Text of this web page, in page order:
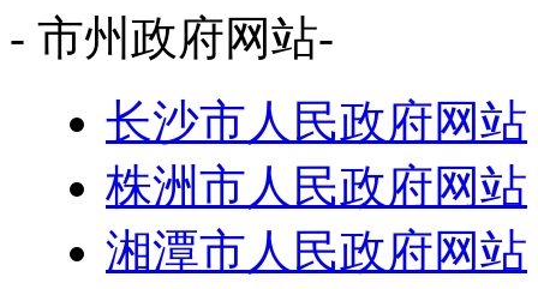
- 市州政府网站-
长沙市人民政府网站
株洲市人民政府网站
湘潭市人民政府网站